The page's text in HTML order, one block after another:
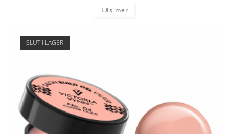
Läs mer
SLUT I LAGER